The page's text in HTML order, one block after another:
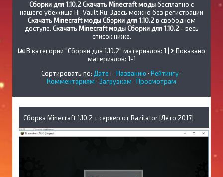
Сборки для 1.10.2 Скачать Minecraft модыбесплатно с
нашего убежища Hi-Vault.Ru. Здесь можно без регистрации
Скачать Minecraft моды Сборки для 1.10.2в свободном
доступе. Скачать Minecraft моды Сборки для 1.10.2- весь
список ниже.
В категории "Сборки для 1.10.2" материалов: 1|
Показано
материалов: 1-1
Сортировать по: Дате · Названию · Рейтингу ·
Комментариям · Загрузкам · Просмотрам
Сборка Minecraft 1.10.2 + сервер от Razilator [Лето 2017]